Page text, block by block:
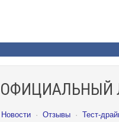
ОФИЦИАЛЬНЫЙ
Новости · Отзывы · Тест-